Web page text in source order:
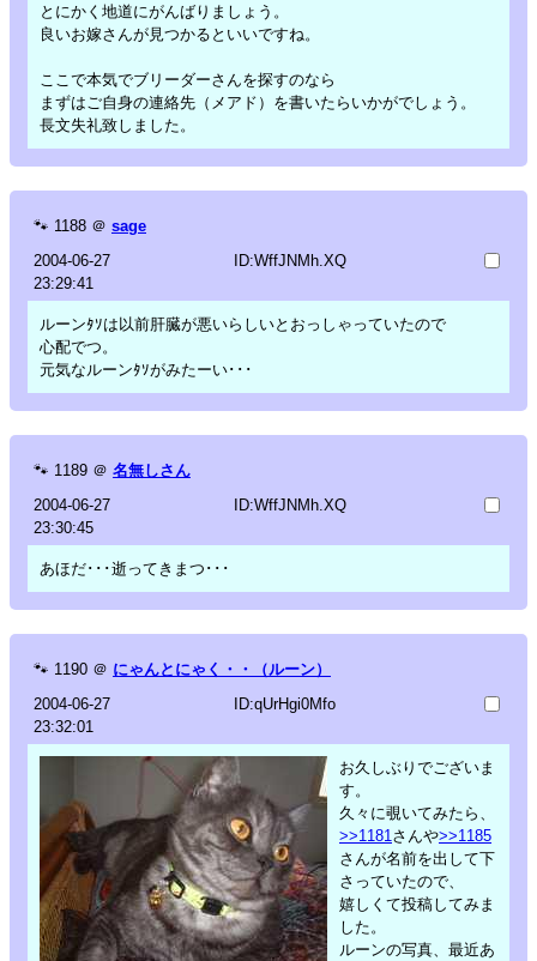
とにかく地道にがんばりましょう。
良いお嫁さんが見つかるといいですね。
ここで本気でブリーダーさんを探すのなら
まずはご自身の連絡先（メアド）を書いたらいかがでしょう。
長文失礼致しました。
🐾 1188 ＠ sage
2004-06-27
23:29:41
ID:WffJNMh.XQ
ルーンﾀｿは以前肝臓が悪いらしいとおっしゃっていたので
心配でつ。
元気なルーンﾀｿがみたーい･･･
🐾 1189 ＠ 名無しさん
2004-06-27
23:30:45
ID:WffJNMh.XQ
あほだ･･･逝ってきまつ･･･
🐾 1190 ＠ にゃんとにゃく・・（ルーン）
2004-06-27
23:32:01
ID:qUrHgi0Mfo
お久しぶりでございま
す。
久々に覗いてみたら、
>>1181 さんや>>1185
さんが名前を出して下
さっていたので、
嬉しくて投稿してみま
した。
ルーンの写真、最近あ